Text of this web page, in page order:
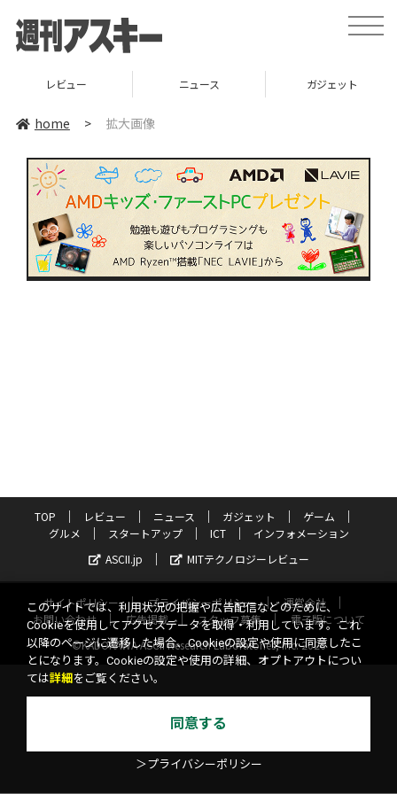
toggle
レビュー ニュース ガジェット
home > 拡大画像
TOP レビュー ニュース ガジェット
ゲーム
グルメ
スタートアップ ICT
インフォメーション
ASCII.jp
MITテクノロジーレビュー
サイトポリシー プライバシーポリシー
運営会社
お問い合わせ
広告掲載 スタッフ募集
電子版について
©KADOKAWA ASCII Research Laboratories, Inc. 2026
このサイトでは、利用状況の把握や広告配信などのために、
Cookieを使用してアクセスデータを取得・利用しています。これ
以降のページに遷移した場合、Cookieの設定や使用に同意したこ
とになります。Cookieの設定や使用の詳細、オプトアウトについ
ては詳細 をご覧ください。
同意する
＞プライバシーポリシー